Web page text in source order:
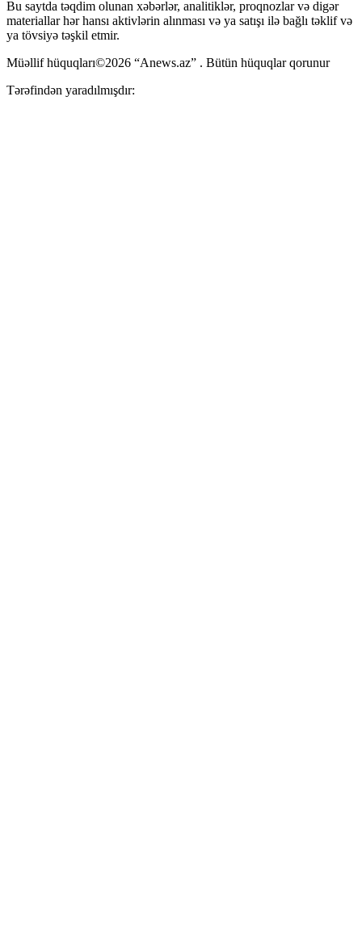
Bu saytda təqdim olunan xəbərlər, analitiklər, proqnozlar və digər
materiallar hər hansı aktivlərin alınması və ya satışı ilə bağlı təklif və
ya tövsiyə təşkil etmir.
Müəllif hüquqları©2026 “Anews.az” . Bütün hüquqlar qorunur
Tərəfindən yaradılmışdır: